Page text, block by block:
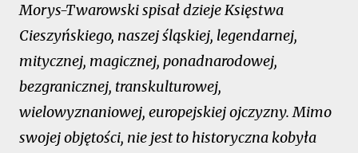
Morys-Twarowski spisał dzieje Księstwa
Cieszyńskiego, naszej śląskiej, legendarnej,
mitycznej, magicznej, ponadnarodowej,
bezgranicznej, transkulturowej,
wielowyznaniowej, europejskiej ojczyzny. Mimo
swojej objętości, nie jest to historyczna kobyła